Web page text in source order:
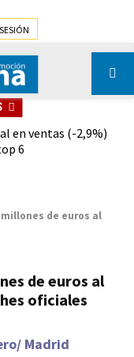
en ventas (-2,9%)
6
de euros al
de euros al
oficiales
Madrid